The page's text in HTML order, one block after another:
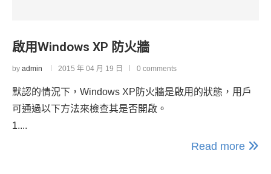
啟用Windows XP 防火牆
by admin 2015 年 04 月 19 日 0 comments
默認的情況下，Windows XP防火牆是啟用的狀態，用戶
可通過以下方法來檢查其是否開啟。
1....
Read more